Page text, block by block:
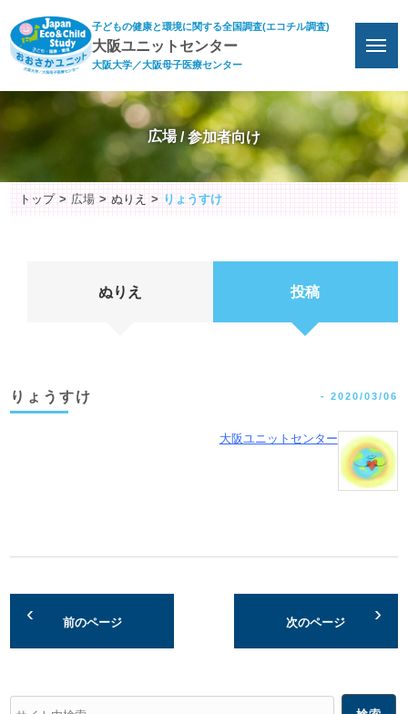
子どもの健康と環境に関する全国調査(エコチル調査)
大阪ユニットセンター
大阪大学／大阪母子医療センター
広場
トップ 広場 ぬりえ りょうすけ
ぬりえ 投稿
りょうすけ - 2020/03/06
大阪ユニットセンター
前のページ 次のページ